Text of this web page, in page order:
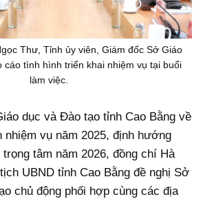
Thư, Tỉnh ủy viên, Giám đốc Sở Giáo
cáo tình hình triển khai nhiệm vụ tại buổi
làm việc.
dục và Đào tạo tỉnh Cao Bằng về
vụ năm 2025, định hướng
tâm năm 2026, đồng chí Hà
UBND tỉnh Cao Bằng đề nghị Sở
chủ động phối hợp cùng các địa